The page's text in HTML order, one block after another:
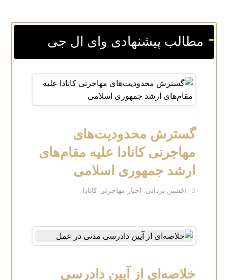
مطالب پیشنهادی وای ال جی
گسترش محدودیت‌های
مهاجرتی کانادا علیه مقام‌های
ارشد جمهوری اسلامی
افشین یزدانی اخبار مهاجرتی کانادا
خلاصه‌ای از آیین دادرسی